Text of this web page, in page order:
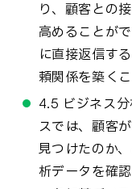
り、顧客との
高めることが
に直接返信す
頼関係を築く
4.5 ビジネス
スでは、顧客
見つけたのか
析データを確